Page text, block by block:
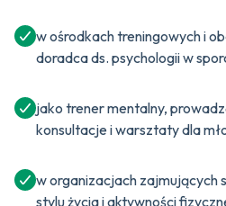
w ośrodkach treningowych i
doradca ds. psychologii w
jako trener mentalny,
konsultacje i warsztaty dla
w organizacjach zajmujących
stylu życia i aktywności